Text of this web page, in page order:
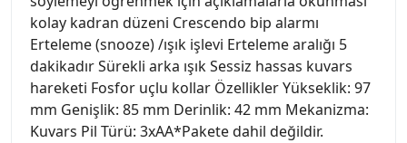
kolay kadran düzeni Crescendo bip alarmı
Erteleme (snooze) /ışık işlevi Erteleme aralığı 5
dakikadır Sürekli arka ışık Sessiz hassas kuvars
hareketi Fosfor uçlu kollar Özellikler Yükseklik: 97
mm Genişlik: 85 mm Derinlik: 42 mm Mekanizma:
Kuvars Pil Türü: 3xAA*Pakete dahil değildir.